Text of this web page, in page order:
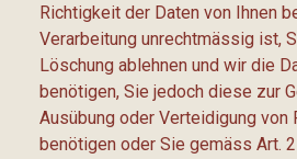
Richtigkeit der Daten von Ihnen
Verarbeitung unrechtmässig ist,
Löschung ablehnen und wir die
benötigen, Sie jedoch diese zur
Ausübung oder Verteidigung von
benötigen oder Sie gemäss Art.